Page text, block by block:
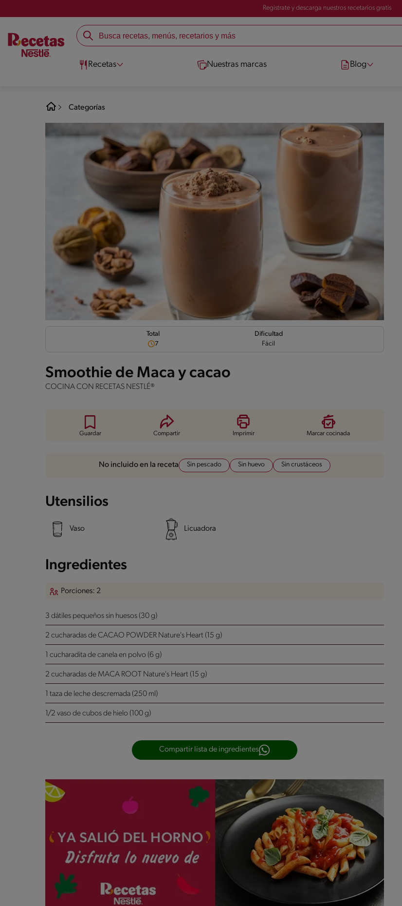
Registrate y descarga nuestros recetarios gratis
Recetas Nuestras marcas Blog
Categorías
Total
7
Dificultad
Fácil
Smoothie de Maca y cacao
COCINA CON RECETAS NESTLÉ®
Guardar Compartir Imprimir Marcar cocinada
No incluido en la receta Sin pescado Sin huevo Sin crustáceos
Utensilios
Vaso Licuadora
Ingredientes
Porciones: 2
3 dátiles pequeños sin huesos (30 g)
2 cucharadas de CACAO POWDER Nature's Heart (15 g)
1 cucharadita de canela en polvo (6 g)
2 cucharadas de MACA ROOT Nature's Heart (15 g)
1 taza de leche descremada (250 ml)
1/2 vaso de cubos de hielo (100 g)
Compartir lista de ingredientes